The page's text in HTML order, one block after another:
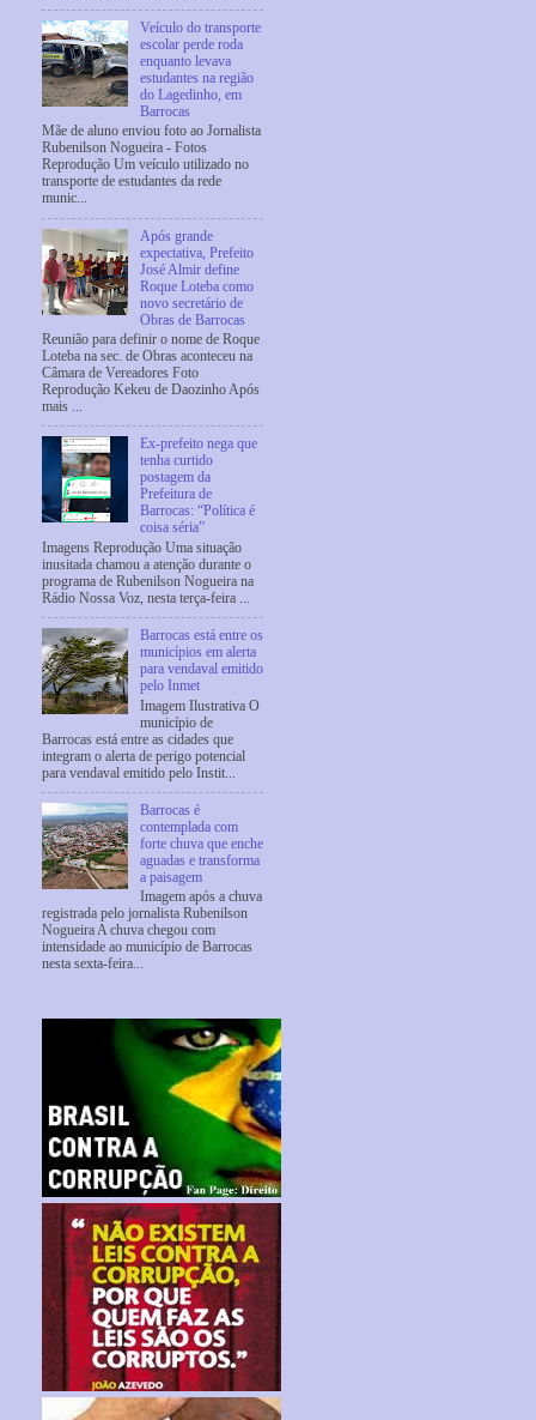
Veículo do transporte
escolar perde roda
enquanto levava
estudantes na região
do Lagedinho, em
Barrocas
Mãe de aluno enviou foto ao Jornalista
Rubenilson Nogueira - Fotos
Reprodução Um veículo utilizado no
transporte de estudantes da rede
munic...
Após grande
expectativa, Prefeito
José Almir define
Roque Loteba como
novo secretário de
Obras de Barrocas
Reunião para definir o nome de Roque
Loteba na sec. de Obras aconteceu na
Câmara de Vereadores Foto
Reprodução Kekeu de Daozinho Após
mais ...
Ex-prefeito nega que
tenha curtido
postagem da
Prefeitura de
Barrocas: “Política é
coisa séria”
Imagens Reprodução Uma situação
inusitada chamou a atenção durante o
programa de Rubenilson Nogueira na
Rádio Nossa Voz, nesta terça-feira ...
Barrocas está entre os
municípios em alerta
para vendaval emitido
pelo Inmet
Imagem Ilustrativa O
município de
Barrocas está entre as cidades que
integram o alerta de perigo potencial
para vendaval emitido pelo Instit...
Barrocas é
contemplada com
forte chuva que enche
aguadas e transforma
a paisagem
Imagem após a chuva
registrada pelo jornalista Rubenilson
Nogueira A chuva chegou com
intensidade ao município de Barrocas
nesta sexta-feira...